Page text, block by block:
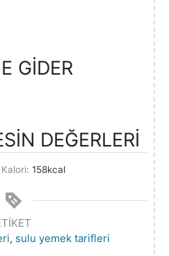
GİDER
DEĞERLERİ
Kalori: 158kcal
, sulu yemek tarifleri